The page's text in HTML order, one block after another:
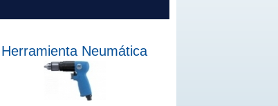
Herramienta Neumática